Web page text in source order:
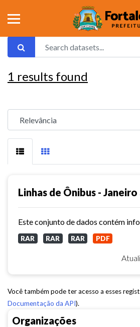
Organizações
1 results found
Linhas de Ônibus -
RAR RAR RAR PDF
Você também pode ter acesso a esses
Documentação da API).